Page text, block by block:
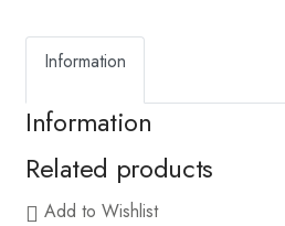
Information
Information
Related products
Add to Wishlist